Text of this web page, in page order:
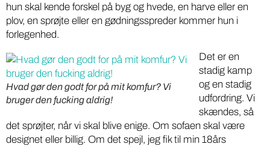
hun skal kende forskel på byg og hvede, en harve eller en
plov, en sprøjte eller en gødningsspreder kommer hun i
forlegenhed.
Hvad gør den godt for på mit komfur? Vi
bruger den fucking aldrig!
Det er en
stadig kamp
og en stadig
udfordring. Vi
skændes, så
det sprøjter, når vi skal blive enige. Om sofaen skal være
designet eller billig. Om det spejl, jeg fik til min 18års